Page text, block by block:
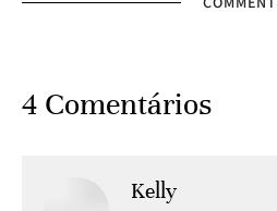
4 Comentários
Kelly